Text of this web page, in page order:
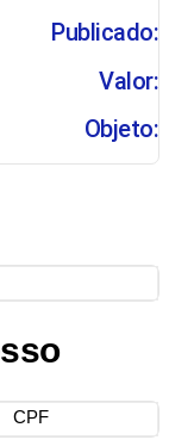
Publicado:
Valor:
Objeto:
CPF